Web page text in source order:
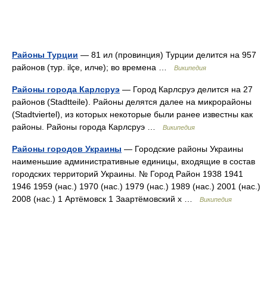
Районы Турции — 81 ил (провинция) Турции делится на 957
районов (тур. ilçe, илче); во времена …
Википедия
Районы города Карлсруэ — Город Карлсруэ делится на 27
районов (Stadtteile). Районы делятся далее на микрорайоны
(Stadtviertel), из которых некоторые были ранее известны как
районы. Районы города Карлсруэ …
Википедия
Районы городов Украины — Городские районы Украины
наименьшие административные единицы, входящие в состав
городских территорий Украины. № Город Район 1938 1941
1946 1959 (нас.) 1970 (нас.) 1979 (нас.) 1989 (нас.) 2001 (нас.)
2008 (нас.) 1 Артёмовск 1 Заартёмовский x …
Википедия